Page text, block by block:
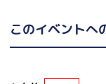
このイベントへ